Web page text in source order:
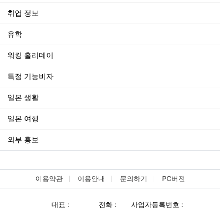
취업 정보
유학
워킹 홀리데이
특정 기능비자
일본 생활
일본 여행
외부 홍보
이용약관 이용안내 문의하기 PC버전
대표 : 전화 : 사업자등록번호 :